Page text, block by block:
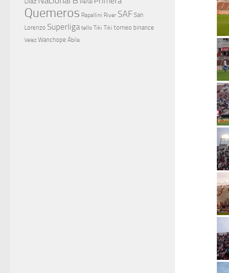
Penal
Quemeros Rapallini River SAF San
Lorenzo Superliga tello Tiki Tiki torneo binance
Velez Wanchope Ábila